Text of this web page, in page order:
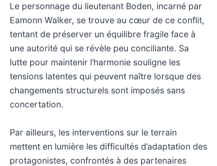
Le personnage du lieutenant Boden, incarné par
Eamonn Walker, se trouve au cœur de ce conflit,
tentant de préserver un équilibre fragile face à
une autorité qui se révèle peu conciliante. Sa
lutte pour maintenir l’harmonie souligne les
tensions latentes qui peuvent naître lorsque des
changements structurels sont imposés sans
concertation.
Par ailleurs, les interventions sur le terrain
mettent en lumière les difficultés d’adaptation des
protagonistes, confrontés à des partenaires